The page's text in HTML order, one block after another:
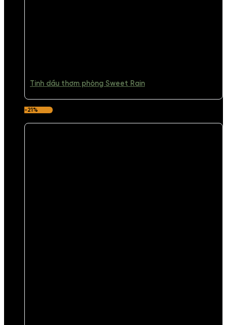
Tinh dầu thơm phòng Sweet Rain
-21%